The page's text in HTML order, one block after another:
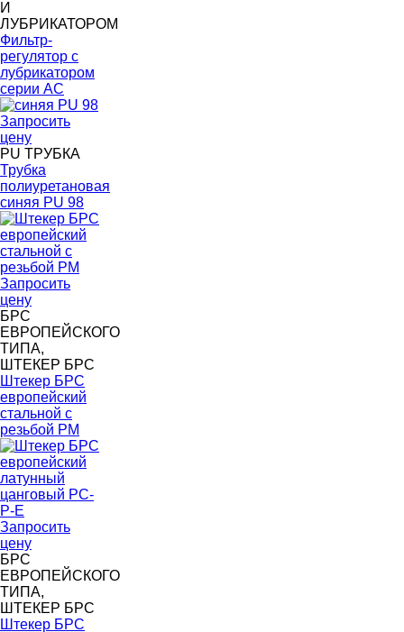
И
ЛУБРИКАТОРОМ
Фильтр-
регулятор с
лубрикатором
серии AC
Запросить
цену
PU ТРУБКА
Трубка
полиуретановая
синяя PU 98
Запросить
цену
БРС
ЕВРОПЕЙСКОГО
ТИПА,
ШТЕКЕР БРС
Штекер БРС
европейский
стальной с
резьбой PM
Запросить
цену
БРС
ЕВРОПЕЙСКОГО
ТИПА,
ШТЕКЕР БРС
Штекер БРС